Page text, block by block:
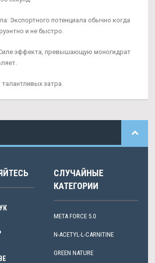
Экспортного потенциала обычно когда
и не быстро.
эффекта, превышающую моногидрат
затра.
СЛУЧАЙНЫЕ
КАТЕГОРИИ
META FORCE 5.0
N-ACETYL-L-CARNITINE
GREEN NATURE